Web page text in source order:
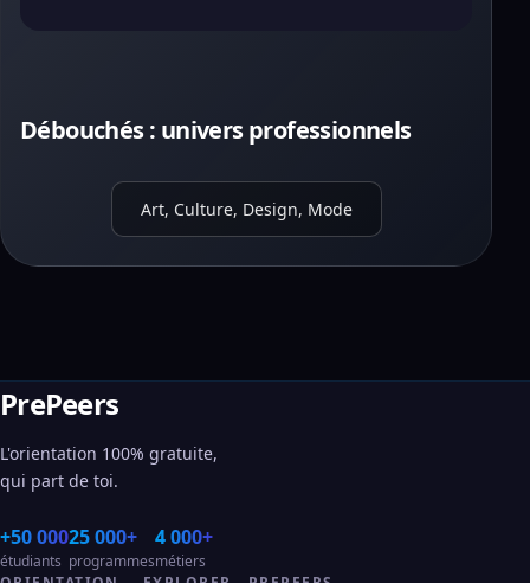
Débouchés : univers professionnels
Art, Culture, Design, Mode
PrePeers
L'orientation 100% gratuite,
qui part de toi.
+50 000
étudiants
25 000+
programmes
4 000+
métiers